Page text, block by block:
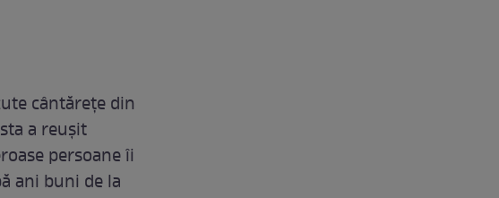
cântărețe din
a reușit
persoane îi
ani buni de la